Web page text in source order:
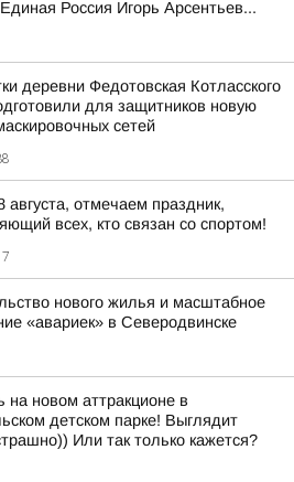
Россия Игорь Арсентьев...
деревни Федотовская Котласского
для защитников новую
сетей
августа, отмечаем праздник,
всех, кто связан со спортом!
нового жилья и масштабное
«авариек» в Северодвинске
на новом аттракционе в
детском парке! Выглядит
Или так только кажется?